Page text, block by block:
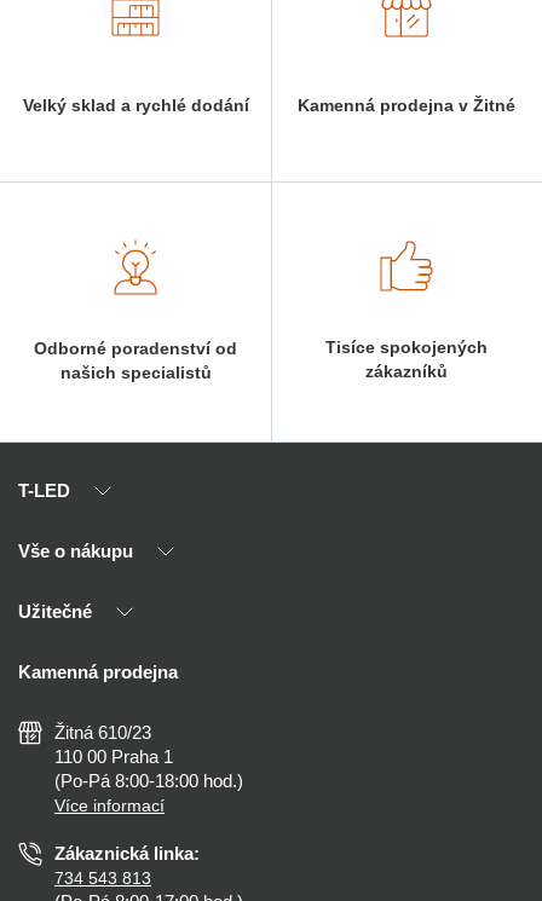
Velký sklad a rychlé dodání Kamenná prodejna v Žitné
Odborné poradenství od
našich specialistů
Tisíce spokojených
zákazníků
T-LED
O nás
Kontakty
Vše o nákupu
Výhody T-LED
Montáž
Nejčastější dotazy
Než koupíte
Osvětlení dle místnosti
Užitečné
Reklamace a vrácení
Zásady ochrany soukromí
Nastavení cookies
Prohlášení o přístupnosti
Kamenná prodejna
Žitná 610/23
110 00 Praha 1
(Po-Pá 8:00-18:00 hod.)
Více informací
Zákaznická linka:
734 543 813